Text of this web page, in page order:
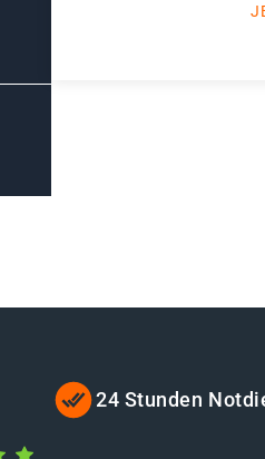
24 Stunden